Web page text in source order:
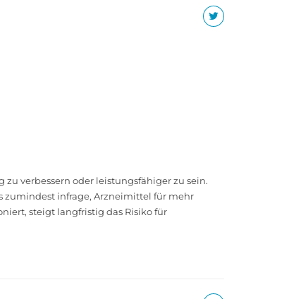
verbessern oder leistungsfähiger zu sein.
zumindest infrage, Arzneimittel für mehr
steigt langfristig das Risiko für